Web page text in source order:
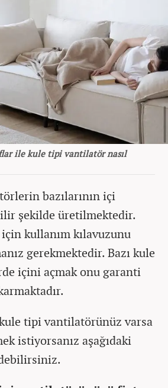
ile kule tipi vantilatör nasıl
bazılarının içi
şekilde üretilmektedir.
kullanım kılavuzunu
gerekmektedir. Bazı kule
içini açmak onu garanti
tipi vantilatörünüz varsa
istiyorsanız aşağıdaki